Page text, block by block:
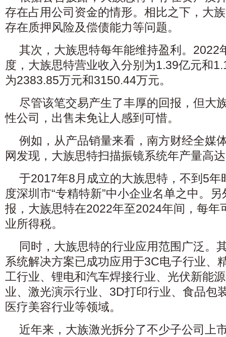
存在占用公司资金的情形。相比之下，大
存在质押风险及偿债能力等问题。
其次，大族思特每年能维持盈利。2022
度，大族思特营业收入分别为1.39亿元和
为2383.85万元和3150.44万元。
尽管该笔交易产生了丰厚的回报，但大
性公司，出售未免让人感到可惜。
例如，从产品销量来看，南方财经全媒
网发现，大族思特扫描振镜系统年产量高
于2017年8月成立的大族思特，不到5年
度深圳市“专精特新”中小企业名单之中。
报，大族思特在2022年至2024年间，每年
业所得税。
同时，大族思特的行业应用范围广泛。
系统解决方案已成功应用于3C电子行业、
工行业、锂电和汽车焊接行业、光伏新能
业、激光演示行业、3D打印行业、食品包
医疗美容行业等领域。
近年来，大族激光拆分了不少子公司上